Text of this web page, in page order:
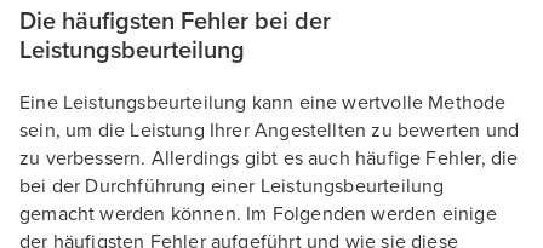
Die häufigsten Fehler bei der
Leistungsbeurteilung
Eine Leistungsbeurteilung kann eine wertvolle Methode
sein, um die Leistung Ihrer Angestellten zu bewerten und
zu verbessern. Allerdings gibt es auch häufige Fehler, die
bei der Durchführung einer Leistungsbeurteilung
gemacht werden können. Im Folgenden werden einige
der häufigsten Fehler aufgeführt und wie sie diese